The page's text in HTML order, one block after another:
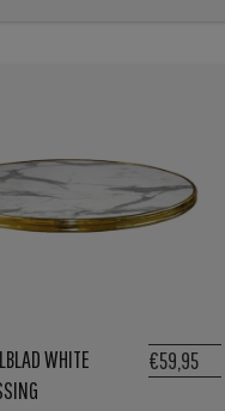
WHITE
€59,95